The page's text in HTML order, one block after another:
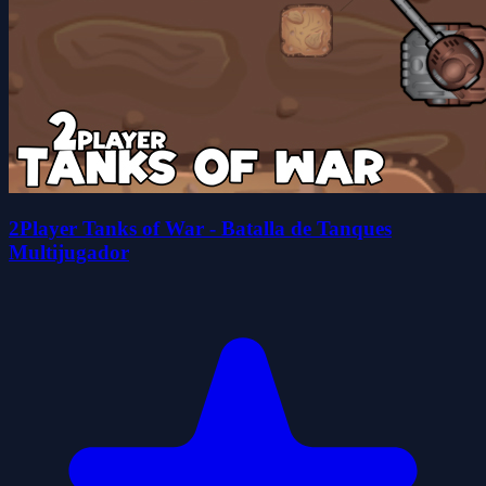
2Player Tanks of War - Batalla de Tanques
Multijugador